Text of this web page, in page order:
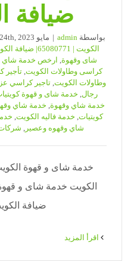
ضيافة
بواسطةadmin
| مايو 24th, 2023
الكويت | 65080771| ضيافة الكويت
شاى وقهوة, ارخص خدمة شاي
كراسى وطاولات الكويت,تأجير
وطاولات الكويت,تاجير كراسي
رجال, خدمة شاى و قهوة
خدمة شاي وقهوة, خدمة شاي
كويتيات, خدمة فاليه الكويت,
شاي وقهوه وعصير ,
ضيافة